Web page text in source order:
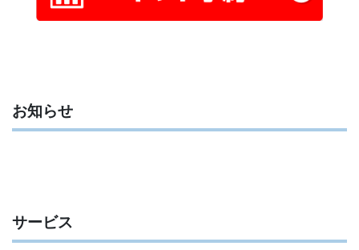
お知らせ
サービス